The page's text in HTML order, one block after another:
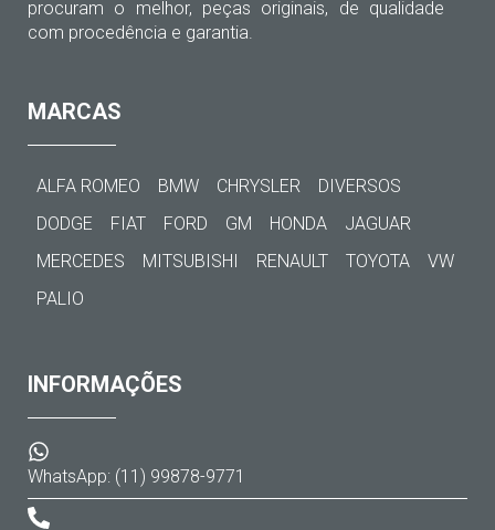
procuram o melhor, peças originais, de qualidade
com procedência e garantia.
MARCAS
ALFA ROMEO BMW CHRYSLER
DIVERSOS
DODGE
FIAT FORD GM HONDA
JAGUAR
MERCEDES
MITSUBISHI RENAULT TOYOTA
VW
PALIO
INFORMAÇÕES
WhatsApp: (11) 99878-9771